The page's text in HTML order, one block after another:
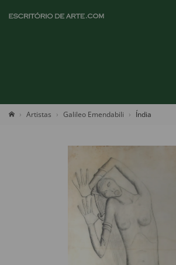
Artistas Galileo Emendabili Índia